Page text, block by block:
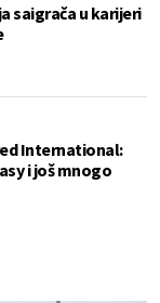
saigrača u karijeri
International:
i još mnogo